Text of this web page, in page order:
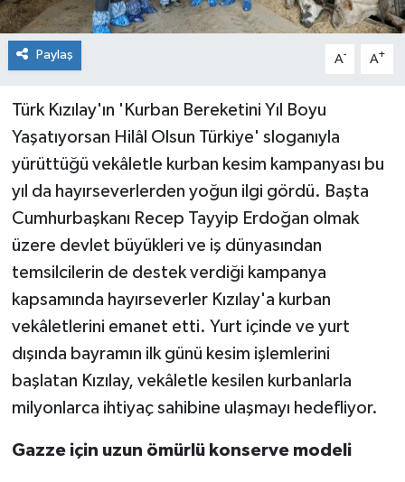
Paylaş A- A+
Türk Kızılay'ın 'Kurban Bereketini Yıl Boyu
Yaşatıyorsan Hilâl Olsun Türkiye' sloganıyla
yürüttüğü vekâletle kurban kesim kampanyası bu
yıl da hayırseverlerden yoğun ilgi gördü. Başta
Cumhurbaşkanı Recep Tayyip Erdoğan olmak
üzere devlet büyükleri ve iş dünyasından
temsilcilerin de destek verdiği kampanya
kapsamında hayırseverler Kızılay'a kurban
vekâletlerini emanet etti. Yurt içinde ve yurt
dışında bayramın ilk günü kesim işlemlerini
başlatan Kızılay, vekâletle kesilen kurbanlarla
milyonlarca ihtiyaç sahibine ulaşmayı hedefliyor.
Gazze için uzun ömürlü konserve modeli